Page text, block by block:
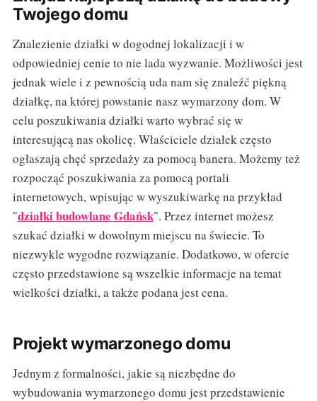
Twojego domu
Znalezienie działki w dogodnej lokalizacji i w
odpowiedniej cenie to nie lada wyzwanie. Możliwości jest
jednak wiele i z pewnością uda nam się znaleźć piękną
działkę, na której powstanie nasz wymarzony dom. W
celu poszukiwania działki warto wybrać się w
interesującą nas okolicę. Właściciele działek często
ogłaszają chęć sprzedaży za pomocą banera. Możemy też
rozpocząć poszukiwania za pomocą portali
internetowych, wpisując w wyszukiwarkę na przykład
"działki budowlane Gdańsk". Przez internet możesz
szukać działki w dowolnym miejscu na świecie. To
niezwykle wygodne rozwiązanie. Dodatkowo, w ofercie
często przedstawione są wszelkie informacje na temat
wielkości działki, a także podana jest cena.
Projekt wymarzonego domu
Jednym z formalności, jakie są niezbędne do
wybudowania wymarzonego domu jest przedstawienie